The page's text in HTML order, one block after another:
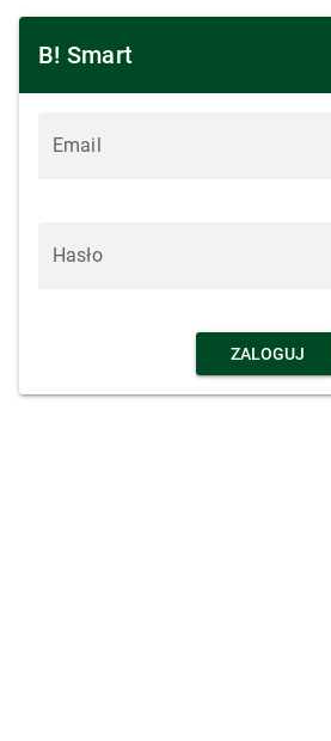
B! Smart
Email
Hasło
ZALOGUJ